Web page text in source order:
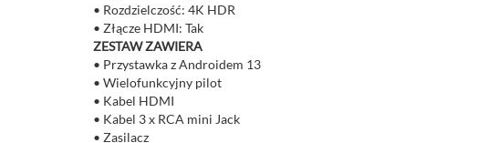
• Rozdzielczość: 4K HDR
• Złącze HDMI: Tak
ZESTAW ZAWIERA
• Przystawka z Androidem 13
• Wielofunkcyjny pilot
• Kabel HDMI
• Kabel 3 x RCA mini Jack
• Zasilacz